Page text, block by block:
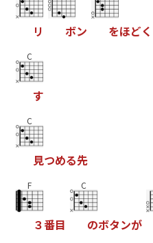
リ ボン をほどく
C
す
C
見つめる先
F
３番目
C
のボタンが